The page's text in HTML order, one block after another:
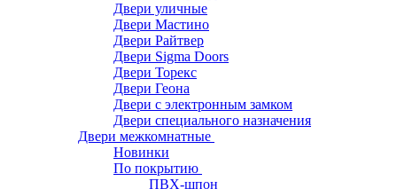
Двери уличные
Двери Мастино
Двери Райтвер
Двери Sigma Doors
Двери Торекс
Двери Геона
Двери с электронным замком
Двери специального назначения
Двери межкомнатные
Новинки
По покрытию
ПВХ-шпон